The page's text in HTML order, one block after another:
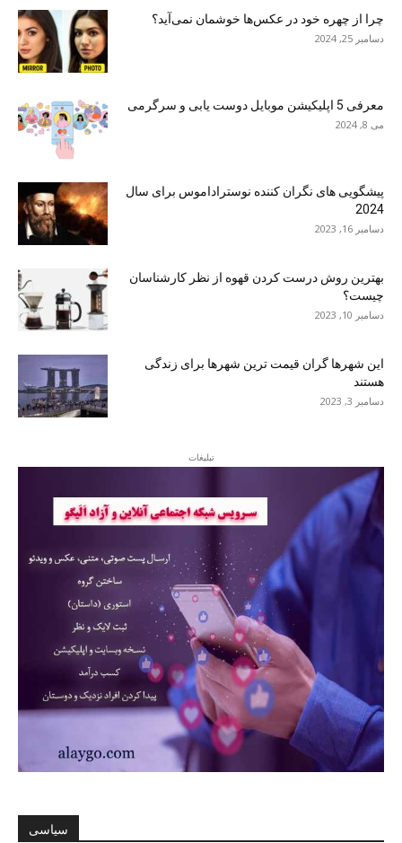
چرا از چهره خود در عکس‌ها خوشمان نمی‌آید؟
دسامبر 25, 2024
معرفی 5 اپلیکیشن موبایل دوست یابی و سرگرمی
می 8, 2024
پیشگویی های نگران کننده نوستراداموس برای سال
2024
دسامبر 16, 2023
بهترین روش درست کردن قهوه از نظر کارشناسان
چیست؟
دسامبر 10, 2023
این شهرها گران قیمت ترین شهرها برای زندگی
هستند
دسامبر 3, 2023
تبلیغات
سیاسی